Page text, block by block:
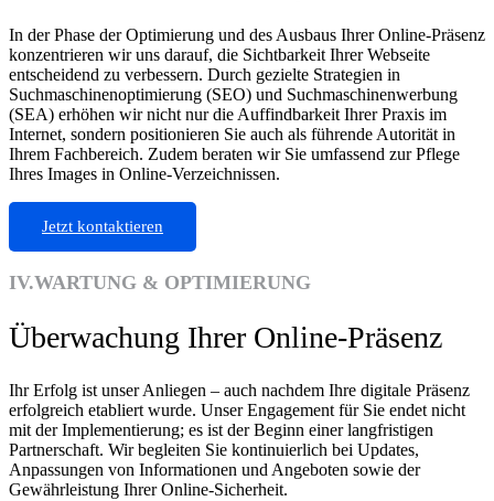
In der Phase der Optimierung und des Ausbaus Ihrer Online-Präsenz
konzentrieren wir uns darauf, die Sichtbarkeit Ihrer Webseite
entscheidend zu verbessern. Durch gezielte Strategien in
Suchmaschinenoptimierung (SEO) und Suchmaschinenwerbung
(SEA) erhöhen wir nicht nur die Auffindbarkeit Ihrer Praxis im
Internet, sondern positionieren Sie auch als führende Autorität in
Ihrem Fachbereich. Zudem beraten wir Sie umfassend zur Pflege
Ihres Images in Online-Verzeichnissen.
Jetzt kontaktieren
IV.WARTUNG & OPTIMIERUNG
Überwachung Ihrer Online-Präsenz
Ihr Erfolg ist unser Anliegen – auch nachdem Ihre digitale Präsenz
erfolgreich etabliert wurde. Unser Engagement für Sie endet nicht
mit der Implementierung; es ist der Beginn einer langfristigen
Partnerschaft. Wir begleiten Sie kontinuierlich bei Updates,
Anpassungen von Informationen und Angeboten sowie der
Gewährleistung Ihrer Online-Sicherheit.